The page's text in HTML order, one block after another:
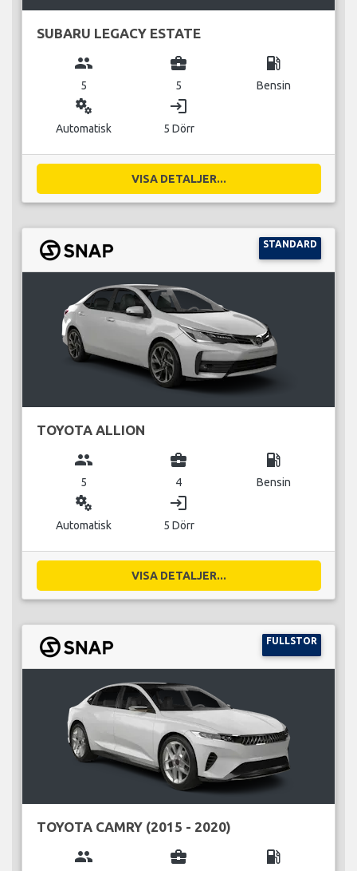
SUBARU LEGACY ESTATE
group
5
business_center
5
local_gas_station
Bensin
miscellaneous_services
Automatisk
login
5 Dörr
VISA DETALJER...
STANDARD
TOYOTA ALLION
group
5
business_center
4
local_gas_station
Bensin
miscellaneous_services
Automatisk
login
5 Dörr
VISA DETALJER...
FULLSTOR
TOYOTA CAMRY (2015 - 2020)
group business_center local_gas_station